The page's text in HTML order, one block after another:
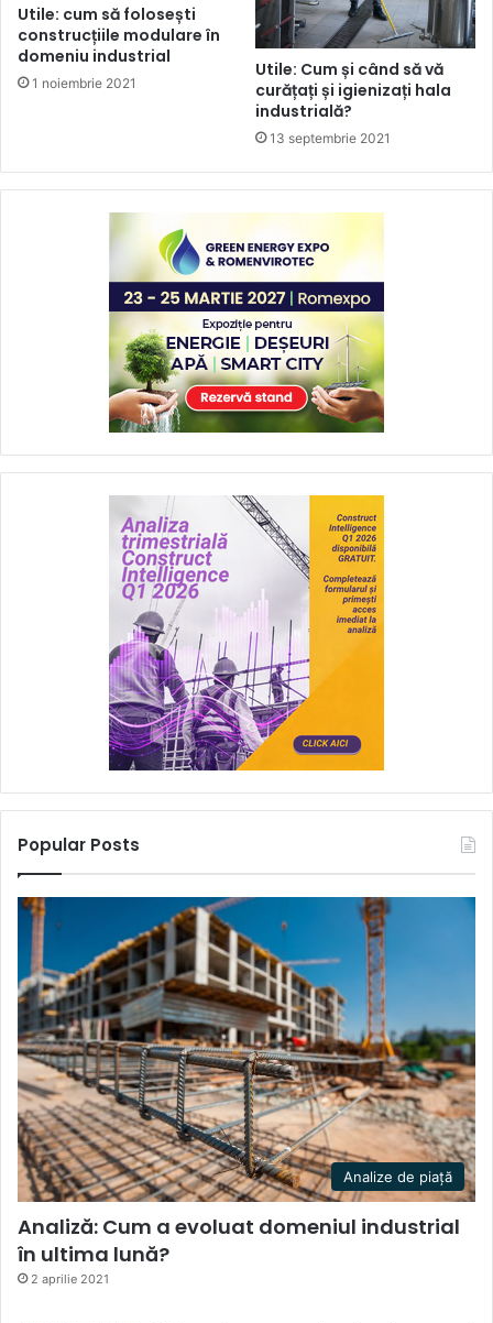
Utile: cum să folosești
construcțiile modulare în
domeniu industrial
1 noiembrie 2021
Utile: Cum și când să vă
curățați și igienizați hala
industrială?
13 septembrie 2021
Popular Posts
Analize de piață
Analiză: Cum a evoluat domeniul industrial
în ultima lună?
2 aprilie 2021